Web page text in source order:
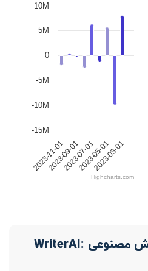
2023-11-01
2023-09-01
2023-07-01
2023-05-01
2023-03-01
-15M
-10M
-5M
0
5M
10M
Highcharts.com
نحوه استفاده از هوش مصنوعی WriterAI: